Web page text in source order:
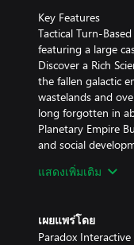
Key Features
Tactical Turn-
featuring a large
Discover a Rich
the fallen galactic
wastelands and
long forgotten in
Planetary Empire
and social
technologies.
multiplayer your
แสดงเพิ่มเติม
เผยแพร่โดย
Paradox Interactive